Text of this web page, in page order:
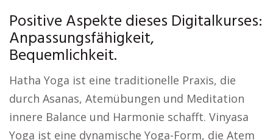
Positive Aspekte dieses Digitalkurses:
Anpassungsfähigkeit,
Bequemlichkeit.
Hatha Yoga ist eine traditionelle Praxis, die
durch Asanas, Atemübungen und Meditation
innere Balance und Harmonie schafft. Vinyasa
Yoga ist eine dynamische Yoga-Form, die Atem